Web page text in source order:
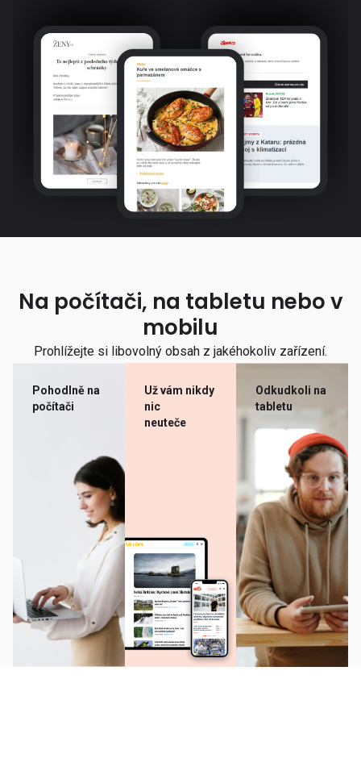
Na počítači, na tabletu nebo v
mobilu
Prohlížejte si libovolný obsah z jakéhokoliv zařízení.
Pohodlně na
počítači
Už vám nikdy
nic
neuteče
Odkudkoli na
tabletu